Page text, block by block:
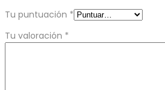
Tu puntuación *
Tu valoración *